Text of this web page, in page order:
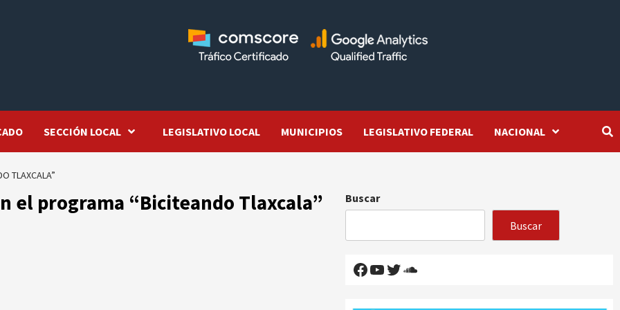
SECCIÓN LOCAL LEGISLATIVO LOCAL MUNICIPIOS LEGISLATIVO FEDERAL NACIONAL
TLAXCALA”
el programa “Biciteando Tlaxcala”
Buscar
Buscar
Facebook
YouTube
Twitter
SoundCloud